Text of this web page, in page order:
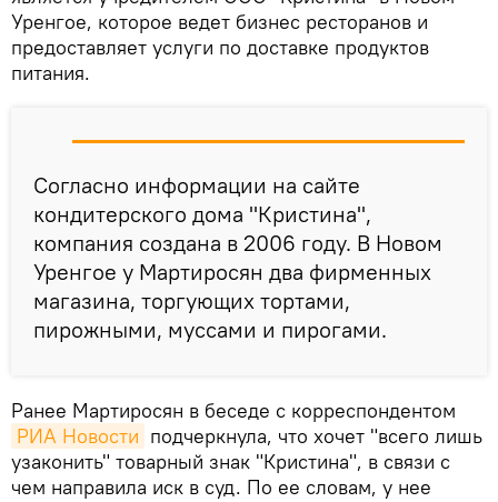
Уренгое, которое ведет бизнес ресторанов и
предоставляет услуги по доставке продуктов
питания.
Согласно информации на сайте
кондитерского дома "Кристина",
компания создана в 2006 году. В Новом
Уренгое у Мартиросян два фирменных
магазина, торгующих тортами,
пирожными, муссами и пирогами.
Ранее Мартиросян в беседе с корреспондентом
РИА Новости подчеркнула, что хочет "всего лишь
узаконить" товарный знак "Кристина", в связи с
чем направила иск в суд. По ее словам, у нее